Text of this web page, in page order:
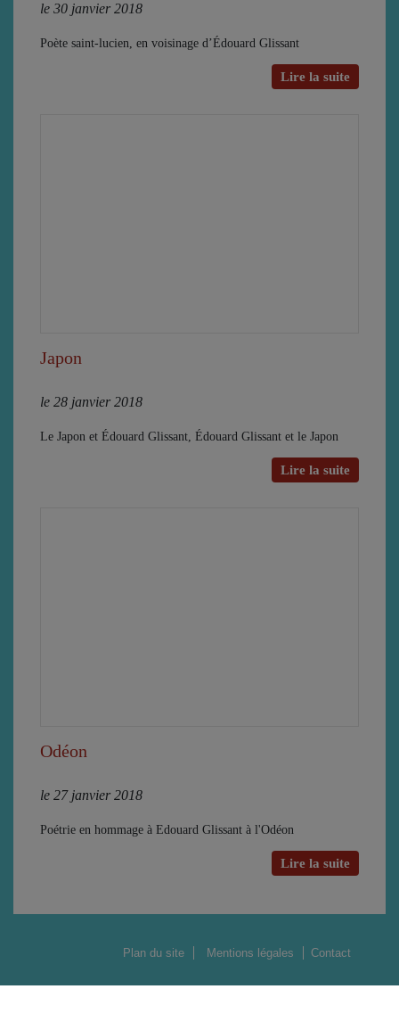
le 30 janvier 2018
Poète saint-lucien, en voisinage d’Édouard Glissant
Lire la suite
Japon
le 28 janvier 2018
Le Japon et Édouard Glissant, Édouard Glissant et le Japon
Lire la suite
Odéon
le 27 janvier 2018
Poétrie en hommage à Edouard Glissant à l'Odéon
Lire la suite
Plan du site Mentions légales Contact